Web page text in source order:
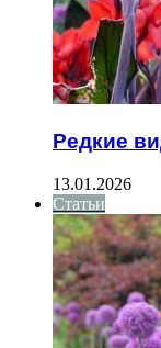
Редкие
13.01.2026
Статьи